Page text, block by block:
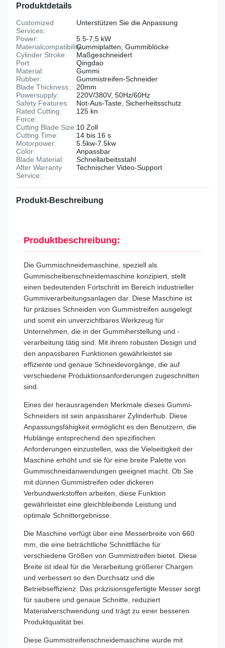
Produktdetails
Customized
Services:
Unterstützen Sie die Anpassung
Power:
5.5-7,5 kW
Materialcompatibility:Gummiplatten, Gummiblöcke
Cylinder Stroke:
Maßgeschneidert
Port:
Qingdao
Material:
Gummi
Rubber:
Gummistreifen-Schneider
Blade Thickness:
20mm
Powersupply:
220V/380V, 50Hz/60Hz
Safety Features:
Not-Aus-Taste, Sicherheitsschutz
Rated Cutting
Force:
125 kn
Cutting Blade Size:10 Zoll
Cutting Time:
14 bis 16 s
Motorpower:
5.5kw-7.5kw
Color:
Anpassbar
Blade Material:
Schnellarbeitsstahl
After Warranty
Service:
Technischer Video-Support
Produkt-Beschreibung
Produktbeschreibung:
Die Gummischneidemaschine, speziell als
Gummischeibenschneidemaschine konzipiert, stellt
einen bedeutenden Fortschritt im Bereich industrieller
Gummiverarbeitungsanlagen dar. Diese Maschine ist
für präzises Schneiden von Gummistreifen ausgelegt
und somit ein unverzichtbares Werkzeug für
Unternehmen, die in der Gummiherstellung und -
verarbeitung tätig sind. Mit ihrem robusten Design und
den anpassbaren Funktionen gewährleistet sie
effiziente und genaue Schneidevorgänge, die auf
verschiedene Produktionsanforderungen zugeschnitten
sind.
Eines der herausragenden Merkmale dieses Gummi-
Schneiders ist sein anpassbarer Zylinderhub. Diese
Anpassungsfähigkeit ermöglicht es den Benutzern, die
Hublänge entsprechend den spezifischen
Anforderungen einzustellen, was die Vielseitigkeit der
Maschine erhöht und sie für eine breite Palette von
Gummischneidanwendungen geeignet macht. Ob Sie
mit dünnen Gummistreifen oder dickeren
Verbundwerkstoffen arbeiten, diese Funktion
gewährleistet eine gleichbleibende Leistung und
optimale Schnittergebnisse.
Die Maschine verfügt über eine Messerbreite von 660
mm, die eine beträchtliche Schnittfläche für
verschiedene Größen von Gummistreifen bietet. Diese
Breite ist ideal für die Verarbeitung größerer Chargen
und verbessert so den Durchsatz und die
Betriebseffizienz. Das präzisionsgefertigte Messer sorgt
für saubere und genaue Schnitte, reduziert
Materialverschwendung und trägt zu einer besseren
Produktqualität bei.
Diese Gummistreifenschneidemaschine wurde mit